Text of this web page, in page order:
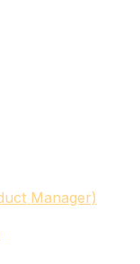
Manager)